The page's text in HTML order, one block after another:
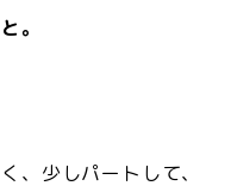
。
、少しパートして、